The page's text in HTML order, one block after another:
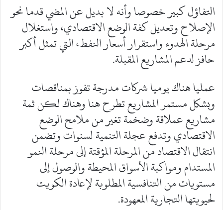
التفاؤل كبير خصوصا وأنه لا بديل عن المضي قدما نحو
الإصلاح وتعديل كفة الوضع الاقتصادي، واستغلال
مرحلة الهدوء واستقرار أسعار النفط، التي تمثل أكبر
حافز لدعم المشاريع المقبلة.
عمليا هناك يوميا شركات مدرجة تفوز بمناقصات
وبشكل مستمر المشاريع تطرح هنا وهناك لكن ثمة
مشاريع عملاقة وضخمة تغير من ملامح الوضع
الاقتصادي وتدفع عجلة التنمية لسنوات وتضمن
انتقال الاقتصاد من المرحلة المؤقتة إلى مرحلة النمو
المستدام ومواكبة الأسواق المحيطة والوصول إلى
مستويات من التنافسية المطلوبة لإعادة الكويت
لحيويتها التجارية المعهودة.